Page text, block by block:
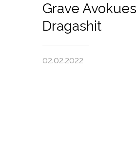
Grave
Dragashit
02.02.2022